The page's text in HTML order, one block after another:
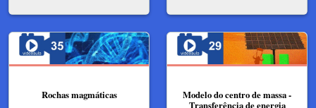
Rochas magmáticas
Modelo do centro de massa -
Transferência de energia